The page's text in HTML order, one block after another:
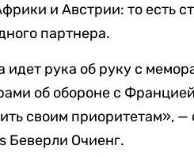
и Австрии: то есть
партнера.
идет рука об руку с
об обороне с
своим приоритетам»,
Беверли Очиенг.